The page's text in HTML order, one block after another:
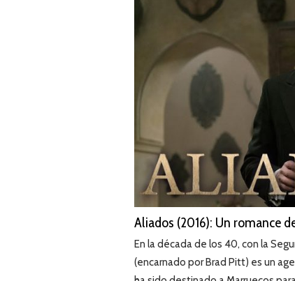
Aliados (2016): Un romance
En la década de los 40, con la
(encarnado por Brad Pitt) es un